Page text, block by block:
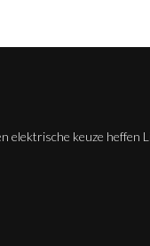
elektrische keuze heffen